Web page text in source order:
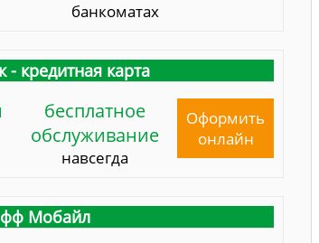
банкоматах
кредитная карта
бесплатное
обслуживание
навсегда
Оформить
онлайн
Мобайл